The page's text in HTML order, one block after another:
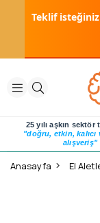
Teklif
25 yılı aşkın sektör
"doğru, etkin, kalıcı
alışveriş"
Anasayfa El